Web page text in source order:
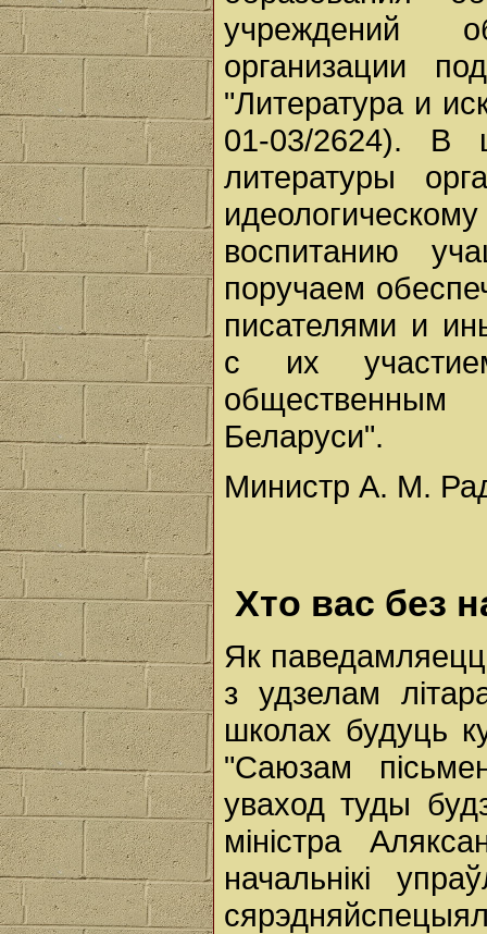
учреждений
организации
"Литература и
01-03/2624). В
литературы
воспитанию
поручаем
писателями и
с их
общественным
Беларуси".
Министр А. М.
Хто вас без
Як
з удзелам
школах будуць
"Саюзам
уваход туды
міністра
начальнікі